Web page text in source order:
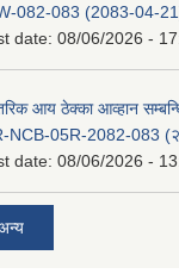
082-083 (2083-04-
date: 08/06/2026 -
आय ठेक्का आव्हान
NCB-05R-2082-083
date: 08/06/2026 -